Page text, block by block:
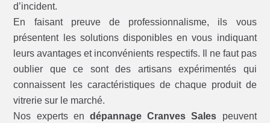
d’incident.
En faisant preuve de professionnalisme, ils vous
présentent les solutions disponibles en vous indiquant
leurs avantages et inconvénients respectifs. Il ne faut pas
oublier que ce sont des artisans expérimentés qui
connaissent les caractéristiques de chaque produit de
vitrerie sur le marché.
Nos experts en dépannage Cranves Sales peuvent